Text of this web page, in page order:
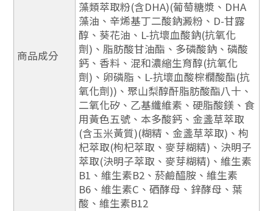
商品成分
藻類萃取粉(含DHA)(葡萄糖漿、DHA
藻油、辛烯基丁二酸鈉澱粉、D-甘露
醇、葵花油、L-抗壞血酸鈉(抗氧化
劑)、脂肪酸甘油酯、多磷酸鈉、磷酸
鈣、香料、混和濃縮生育醇(抗氧化
劑)、卵磷脂、L-抗壞血酸棕櫚酸酯(抗
氧化劑))、聚山梨醇酐脂肪酸酯八十、
二氧化矽、乙基纖維素、硬脂酸鎂、食
用黃色五號、本多酸鈣、金盞草萃取
(含玉米黃質)(糊精、金盞草萃取)、枸
杞萃取(枸杞萃取、麥芽糊精)、決明子
萃取(決明子萃取、麥芽糊精)、維生素
B1、維生素B2、菸鹼醯胺、維生素
B6、維生素C、硒酵母、鋅酵母、葉
酸、維生素B12